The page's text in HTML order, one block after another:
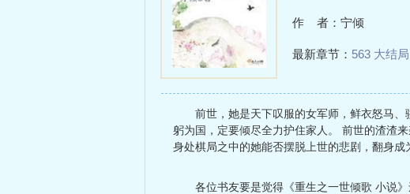
作 者：宁倾
最新章节： 563 大结局
前世，她是天下叹服的女军师，鲜衣怒马
躬为国，定要倾尽全力护住家人。 前世的渣渣
身处棋局之中的她能否摆脱上世的悲剧，翻身
各位书友要是觉得《重生之一世倾歌 小说